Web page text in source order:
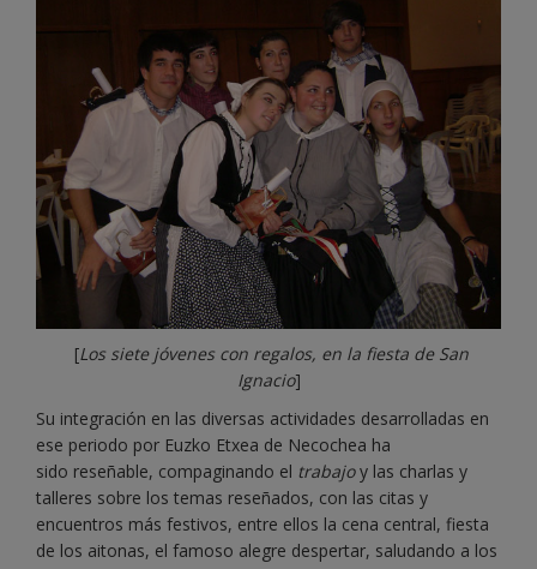
[Los siete jóvenes con regalos, en la fiesta de San
Ignacio]
Su integración en las diversas actividades desarrolladas en
ese periodo por Euzko Etxea de Necochea ha
sido reseñable, compaginando el trabajoy las charlas y
talleres sobre los temas reseñados, con las citas y
encuentros más festivos, entre ellos la cena central, fiesta
de los aitonas, el famoso alegre despertar, saludando a los